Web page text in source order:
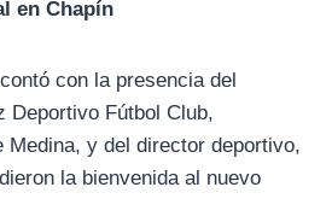
en Chapín
con la presencia del
Deportivo Fútbol Club,
Medina, y del director deportivo,
la bienvenida al nuevo